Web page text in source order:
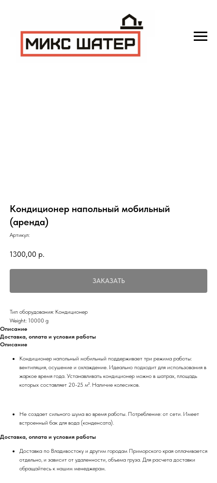
Кондиционер напольный мобильный
(аренда)
Артикул:
1300,00 р.
ЗАКАЗАТЬ
Тип оборудования: Кондиционер
Weight: 10000 g
Описание
Доставка, оплата и условия работы
Описание
Кондиционер напольный мобильный поддерживает три режима работы:
вентиляция, осушение и охлаждение. Идеально подходит для использования в
жаркое время года. Устанавливать кондиционер можно в шатрах, площадь
которых составляет 20-25 м². Наличие колесиков.
Не создает сильного шума во время работы. Потребление: от сети. Имеет
встроенный бак для вода (конденсата).
Доставка, оплата и условия работы
Доставка по Владивостоку и другим городам Приморского края оплачивается
отдельно, и зависит от удаленности, объема груза. Для расчета доставки
обращайтесь к нашим менеджерам.